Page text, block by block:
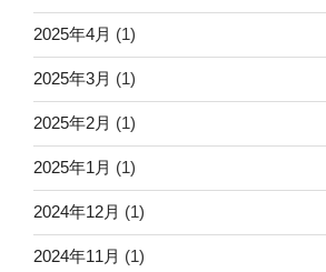
2025年4月 (1)
2025年3月 (1)
2025年2月 (1)
2025年1月 (1)
2024年12月 (1)
2024年11月 (1)